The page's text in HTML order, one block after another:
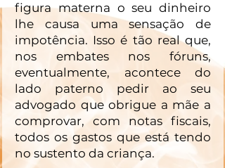
figura materna o seu dinheiro
lhe causa uma sensação de
impotência. Isso é tão real que,
nos embates nos fóruns,
eventualmente, acontece do
lado paterno pedir ao seu
advogado que obrigue a mãe a
comprovar, com notas fiscais,
todos os gastos que está tendo
no sustento da criança.